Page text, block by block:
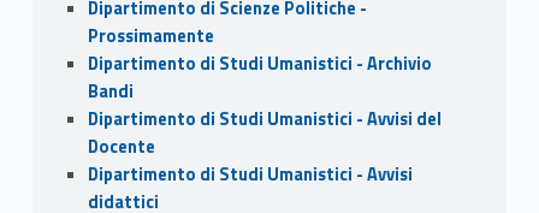
Dipartimento di Scienze Politiche -
Prossimamente
Dipartimento di Studi Umanistici - Archivio
Bandi
Dipartimento di Studi Umanistici - Avvisi del
Docente
Dipartimento di Studi Umanistici - Avvisi
didattici